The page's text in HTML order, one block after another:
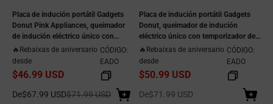
Placa de indución portátil Gadgets
Donut Pink Appliances, queimador
de indución eléctrico único con
temporizador de 4 horas - Sakura
Candy - Deseño enchufable
🔥Rebaixas de aniversario
desde
$46.99 USD
CÓDIGO:
EADO
Prezo de venda
De$67.99 USDPrezo normal
$71.99 USD
Placa de indución portátil Gadgets
Donut, queimador de indución
eléctrico único con temporizador de
4 horas - Midnight Dream - Deseño
enchufable
🔥Rebaixas de aniversario
desde
$50.99 USD
CÓDIGO:
EADO
Prezo de venda
De$71.99 USD